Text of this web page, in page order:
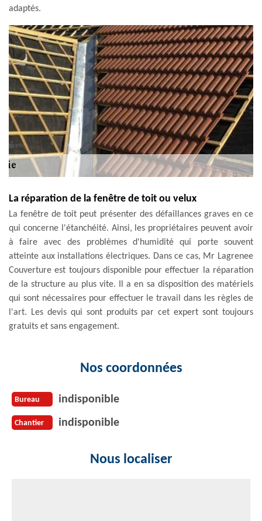
adaptés.
La réparation de la fenêtre de toit ou velux
La fenêtre de toit peut présenter des défaillances graves en ce
qui concerne l'étanchéité. Ainsi, les propriétaires peuvent avoir
à faire avec des problèmes d'humidité qui porte souvent
atteinte aux installations électriques. Dans ce cas, Mr Lagrenee
Couverture est toujours disponible pour effectuer la réparation
de la structure au plus vite. Il a en sa disposition des matériels
qui sont nécessaires pour effectuer le travail dans les règles de
l'art. Les devis qui sont produits par cet expert sont toujours
gratuits et sans engagement.
Nos coordonnées
Bureau indisponible
Chantier indisponible
Nous localiser